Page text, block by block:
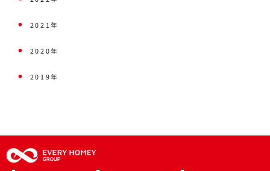
2021年
2020年
2019年